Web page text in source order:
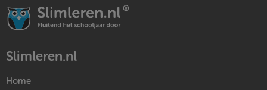
Slimleren.nl
Home